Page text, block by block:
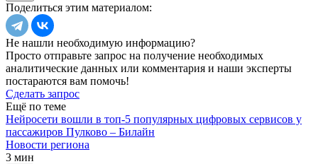
Поделиться этим материалом:
Не нашли необходимую информацию?
Просто отправьте запрос на получение необходимых
аналитические данных или комментария и наши эксперты
постараются вам помочь!
Сделать запрос
Ещё по теме
Нейросети вошли в топ-5 популярных цифровых сервисов у
пассажиров Пулково – Билайн
Новости региона
3 мин